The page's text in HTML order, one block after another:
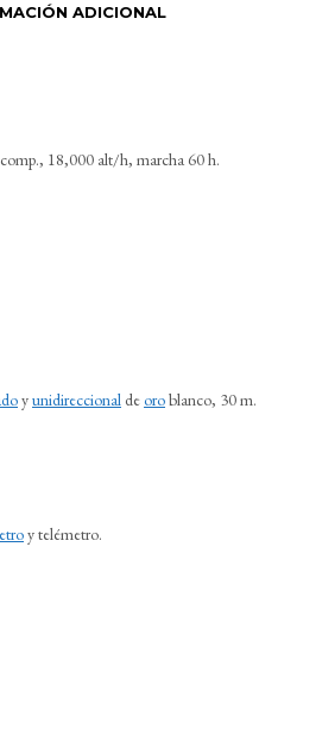
ADICIONAL
18,000 alt/h, marcha 60 h.
yunidireccional deoroblanco, 30 m.
y telémetro.